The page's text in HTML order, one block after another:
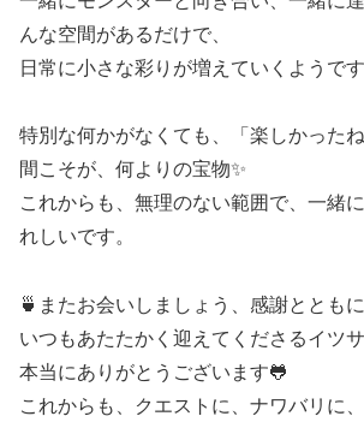
んな空間があるだけで、
日常に小さな彩りが増えていくようで
特別な何かがなくても、「楽しかった
間こそが、何よりの宝物✨
これからも、無理のない範囲で、一緒
れしいです。
🍵またお会いしましょう、感謝とともに
いつもあたたかく迎えてくださるイツ
本当にありがとうございます🐸
これからも、クエストに、ナワバリに